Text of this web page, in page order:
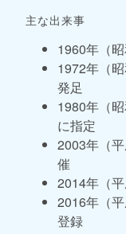
主な出来事
1960年（
1972年（
発足
1980年（
に指定
2003年（
催
2014年（
2016年（
登録